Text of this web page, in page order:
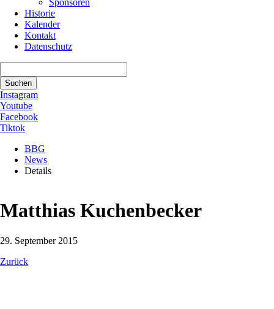
Sponsoren
Historie
Kalender
Kontakt
Datenschutz
Suchen
Instagram
Youtube
Facebook
Tiktok
BBG
News
Details
Matthias Kuchenbecker
29. September 2015
Zurück